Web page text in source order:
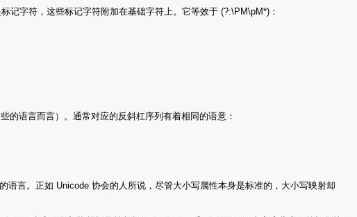
记字符，这些标记字符附加在基础字符上。它等效于 (?:\PM\pM*)：
语言而言）。通常对应的反斜杠序列有着相同的语意：
言。正如 Unicode 协会的人所说，尽管大小写属性本身是标准的，大小写映射却